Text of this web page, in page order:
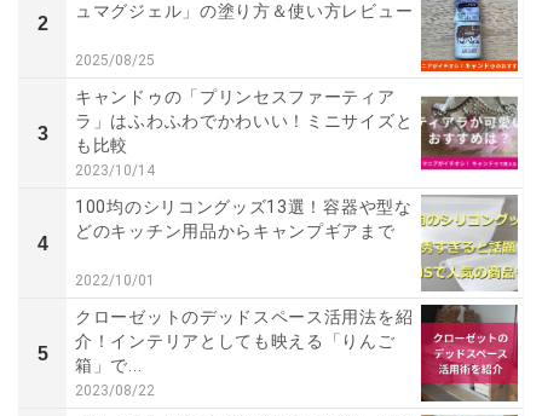
2
ュマグジェル」の塗り方＆使い方レビュー
2025/08/25
3
キャンドゥの「プリンセスファーティア
ラ」はふわふわでかわいい！ミニサイズと
も比較
2023/10/14
4
100均のシリコングッズ13選！容器や型な
どのキッチン用品からキャンプギアまで
2022/10/01
5
クローゼットのデッドスペース活用法を紹
介！インテリアとしても映える「りんご
箱」で...
2023/08/22